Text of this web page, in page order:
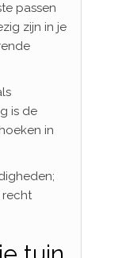
passen
zijn in je
is de
in
recht